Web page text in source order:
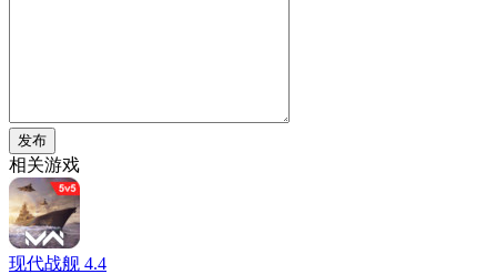
发布
相关游戏
现代战舰 4.4